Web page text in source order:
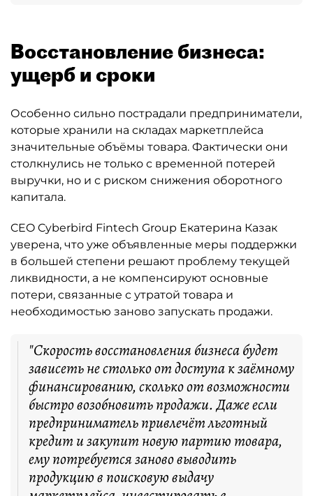
Восстановление бизнеса:
ущерб и сроки
Особенно сильно пострадали предприниматели,
которые хранили на складах маркетплейса
значительные объёмы товара. Фактически они
столкнулись не только с временной потерей
выручки, но и с риском снижения оборотного
капитала.
CEO Cyberbird Fintech Group Екатерина Казак
уверена, что уже объявленные меры поддержки
в большей степени решают проблему текущей
ликвидности, а не компенсируют основные
потери, связанные с утратой товара и
необходимостью заново запускать продажи.
"Скорость восстановления бизнеса будет
зависеть не столько от доступа к заёмному
финансированию, сколько от возможности
быстро возобновить продажи. Даже если
предприниматель привлечёт льготный
кредит и закупит новую партию товара,
ему потребуется заново выводить
продукцию в поисковую выдачу